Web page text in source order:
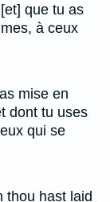
que tu as
à ceux
mise en
dont tu uses
qui se
thou hast laid